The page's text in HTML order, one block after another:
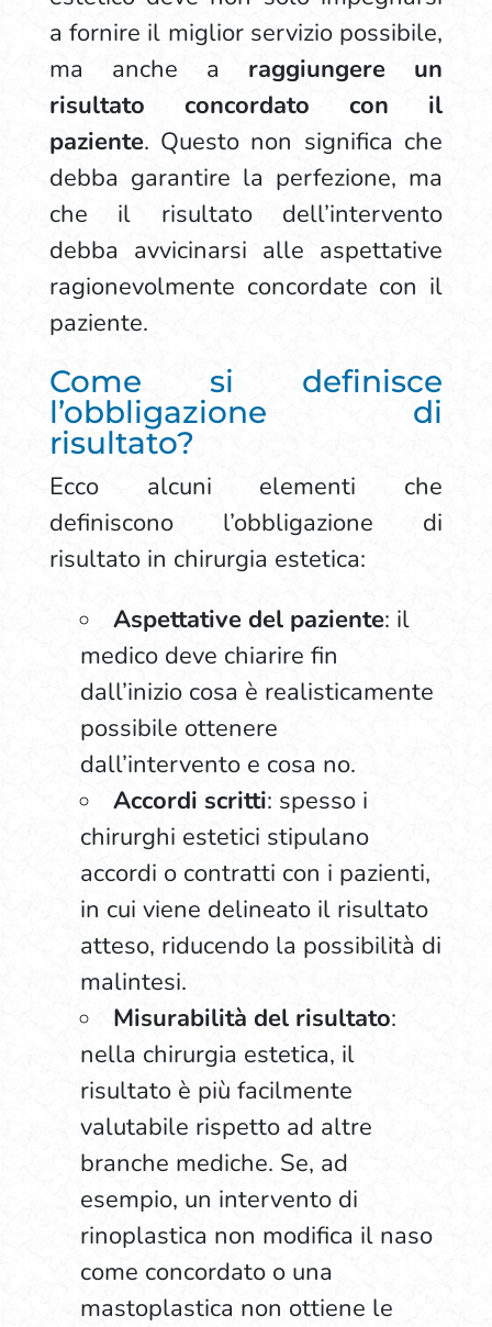
a fornire il miglior servizio possibile,
ma anche a raggiungere un
risultato concordato con il
paziente. Questo non significa che
debba garantire la perfezione, ma
che il risultato dell’intervento
debba avvicinarsi alle aspettative
ragionevolmente concordate con il
paziente.
Come si definisce
l’obbligazione di
risultato?
Ecco alcuni elementi che
definiscono l’obbligazione di
risultato in chirurgia estetica:
Aspettative del paziente: il
medico deve chiarire fin
dall’inizio cosa è realisticamente
possibile ottenere
dall’intervento e cosa no.
Accordi scritti: spesso i
chirurghi estetici stipulano
accordi o contratti con i pazienti,
in cui viene delineato il risultato
atteso, riducendo la possibilità di
malintesi.
Misurabilità del risultato:
nella chirurgia estetica, il
risultato è più facilmente
valutabile rispetto ad altre
branche mediche. Se, ad
esempio, un intervento di
rinoplastica non modifica il naso
come concordato o una
mastoplastica non ottiene le